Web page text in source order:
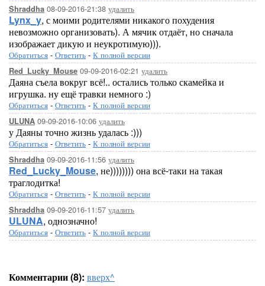
Shraddha 08-09-2016-21:38 удалить
Lynx_y, с моими родителями никакого похудения
невозможно организовать). А мячик отдаёт, но сначала
изображает дикую и неукротимую))).
Обратиться - Ответить - К полной версии
Red_Lucky_Mouse 09-09-2016-02:21 удалить
Даяна съела вокруг всё!.. остались только скамейка и
игрушка. ну ещё травки немного :)
Обратиться - Ответить - К полной версии
ULUNA 09-09-2016-10:06 удалить
у Даяны точно жизнь удалась :)))
Обратиться - Ответить - К полной версии
Shraddha 09-09-2016-11:56 удалить
Red_Lucky_Mouse, не)))))))) она всё-таки на такая
траглодитка!
Обратиться - Ответить - К полной версии
Shraddha 09-09-2016-11:57 удалить
ULUNA, однозначно!
Обратиться - Ответить - К полной версии
Комментарии (8): вверх^